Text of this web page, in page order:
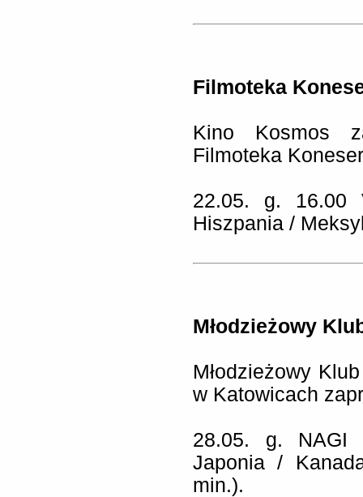
Filmoteka
Kino Kosmos
Filmoteka
22.05. g. 16.00
Hiszpania /
Młodzieżowy
Młodzieżowy
w Katowicach
28.05. g. NAGI
Japonia /
min.).